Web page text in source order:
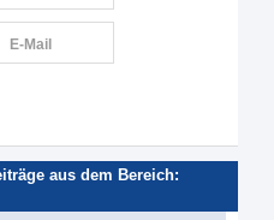
E-Mail
aus dem Bereich: